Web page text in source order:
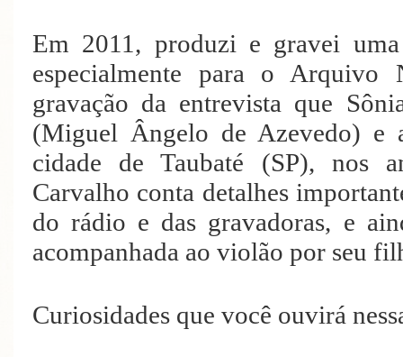
Em 2011, produzi e gravei
especialmente para o
gravação da entrevista que
(Miguel Ângelo de Azevedo) e
cidade de Taubaté (SP), nos
Carvalho conta detalhes
do rádio e das gravadoras, e
acompanhada ao violão por seu
Curiosidades que você ouvirá